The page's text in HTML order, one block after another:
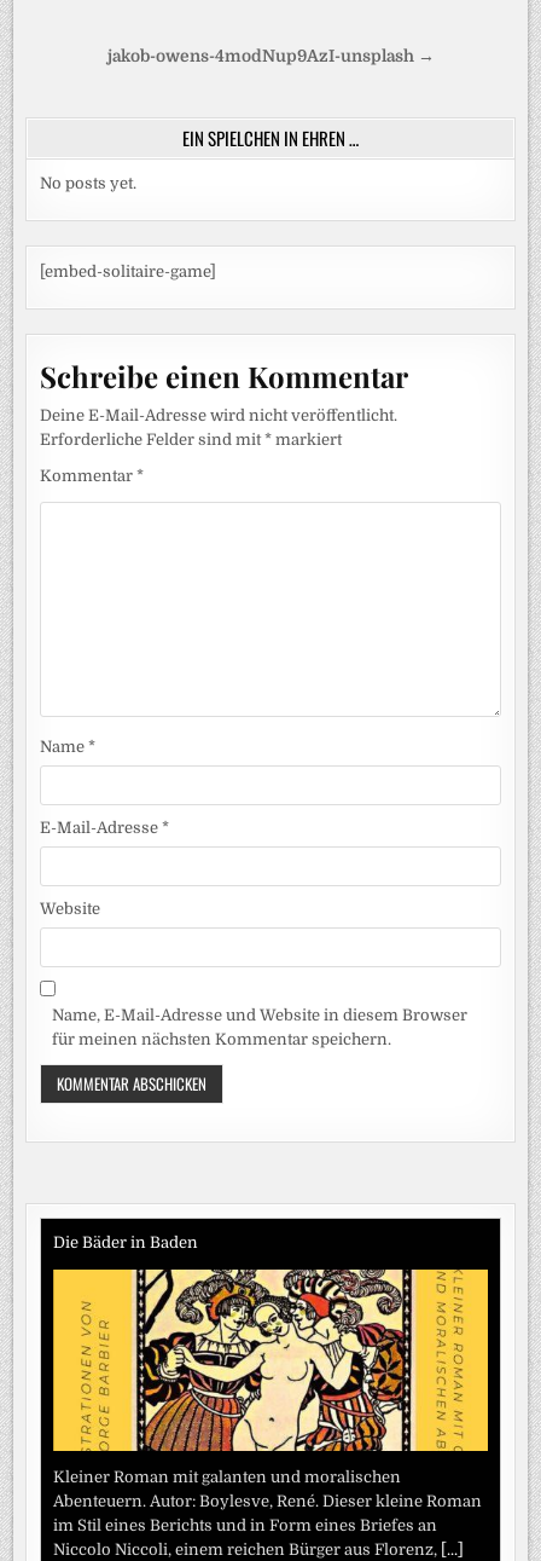
Beitragsnavigation
jakob-owens-4modNup9AzI-unsplash →
EIN SPIELCHEN IN EHREN …
No posts yet.
[embed-solitaire-game]
Schreibe einen Kommentar
Deine E-Mail-Adresse wird nicht veröffentlicht.
Erforderliche Felder sind mit* markiert
Kommentar*
Name*
E-Mail-Adresse*
Website
Name, E-Mail-Adresse und Website in diesem Browser
für meinen nächsten Kommentar speichern.
Die Bäder in Baden
Kleiner Roman mit galanten und moralischen
Abenteuern. Autor: Boylesve, René. Dieser kleine Roman
im Stil eines Berichts und in Form eines Briefes an
Niccolo Niccoli, einem reichen Bürger aus Florenz, [...]